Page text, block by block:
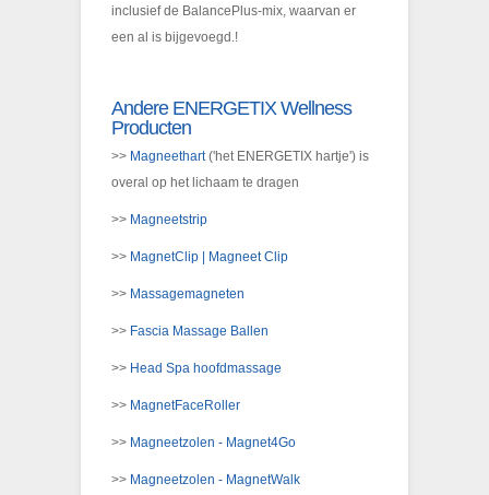
inclusief de BalancePlus-mix, waarvan er
een al is bijgevoegd.!
Andere ENERGETIX Wellness
Producten
>> Magneethart('het ENERGETIX hartje') is
overal op het lichaam te dragen
>> Magneetstrip
>> MagnetClip | Magneet Clip
>> Massagemagneten
>> Fascia Massage Ballen
>> Head Spa hoofdmassage
>> MagnetFaceRoller
>> Magneetzolen - Magnet4Go
>> Magneetzolen - MagnetWalk